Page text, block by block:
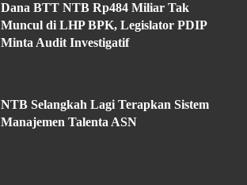
Dana BTT NTB Rp484 Miliar Tak
Muncul di LHP BPK, Legislator PDIP
Minta Audit Investigatif
NTB Selangkah Lagi Terapkan Sistem
Manajemen Talenta ASN